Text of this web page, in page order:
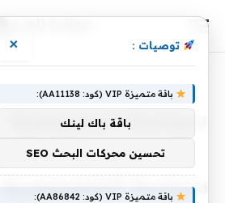
سياسة الخصوصية
سياسة الخصوصية
توصيات : ×
باقة متميزة VIP (كود: AA11138):
باقة باك لينك
تحسين محركات البحث SEO
باقة متميزة VIP (كود: AA86842):